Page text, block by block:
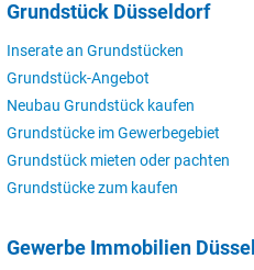
Grundstück Düsseldorf
Inserate an Grundstücken
Grundstück-Angebot
Neubau Grundstück kaufen
Grundstücke im Gewerbegebiet
Grundstück mieten oder pachten
Grundstücke zum kaufen
Gewerbe Immobilien